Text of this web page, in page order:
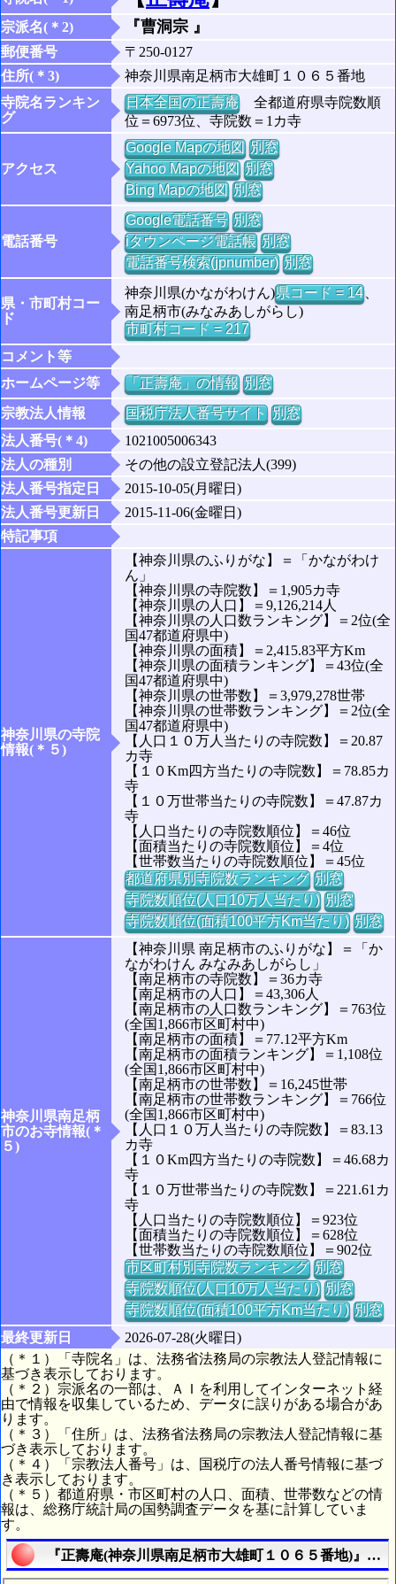
宗派名(＊2) 『曹洞宗 』
郵便番号
〒250-0127
住所(＊3)
神奈川県南足柄市大雄町１０６５番地
寺院名ランキン
グ
日本全国の正壽庵全都道府県寺院数順
位＝6973位、寺院数＝1カ寺
アクセス
Google Mapの地図 別窓
Yahoo Mapの地図 別窓
Bing Mapの地図 別窓
電話番号
Google電話番号 別窓
iタウンページ電話帳 別窓
電話番号検索(jpnumber) 別窓
県・市町村コー
ド
神奈川県(かながわけん)県コード = 14、
南足柄市(みなみあしがらし)
市町村コード = 217
コメント等
ホームページ等
「正壽庵」の情報 別窓
宗教法人情報
国税庁法人番号サイト 別窓
法人番号(＊4)
1021005006343
法人の種別
その他の設立登記法人(399)
法人番号指定日
2015-10-05(月曜日)
法人番号更新日
2015-11-06(金曜日)
特記事項
神奈川県の寺院
情報(＊５)
【神奈川県のふりがな】＝「かながわけ
ん」
【神奈川県の寺院数】＝1,905カ寺
【神奈川県の人口】＝9,126,214人
【神奈川県の人口数ランキング】＝2位(全
国47都道府県中)
【神奈川県の面積】＝2,415.83平方Km
【神奈川県の面積ランキング】＝43位(全
国47都道府県中)
【神奈川県の世帯数】＝3,979,278世帯
【神奈川県の世帯数ランキング】＝2位(全
国47都道府県中)
【人口１０万人当たりの寺院数】＝20.87
カ寺
【１０Km四方当たりの寺院数】＝78.85カ
寺
【１０万世帯当たりの寺院数】＝47.87カ
寺
【人口当たりの寺院数順位】＝46位
【面積当たりの寺院数順位】＝4位
【世帯数当たりの寺院数順位】＝45位
都道府県別寺院数ランキング 別窓
寺院数順位(人口10万人当たり) 別窓
寺院数順位(面積100平方Km当たり) 別窓
神奈川県南足柄
市のお寺情報(＊
５)
【神奈川県 南足柄市のふりがな】＝「か
ながわけん みなみあしがらし」
【南足柄市の寺院数】＝36カ寺
【南足柄市の人口】＝43,306人
【南足柄市の人口数ランキング】＝763位
(全国1,866市区町村中)
【南足柄市の面積】＝77.12平方Km
【南足柄市の面積ランキング】＝1,108位
(全国1,866市区町村中)
【南足柄市の世帯数】＝16,245世帯
【南足柄市の世帯数ランキング】＝766位
(全国1,866市区町村中)
【人口１０万人当たりの寺院数】＝83.13
カ寺
【１０Km四方当たりの寺院数】＝46.68カ
寺
【１０万世帯当たりの寺院数】＝221.61カ
寺
【人口当たりの寺院数順位】＝923位
【面積当たりの寺院数順位】＝628位
【世帯数当たりの寺院数順位】＝902位
市区町村別寺院数ランキング 別窓
寺院数順位(人口10万人当たり) 別窓
寺院数順位(面積100平方Km当たり) 別窓
最終更新日
2026-07-28(火曜日)
（＊１）「寺院名」は、法務省法務局の宗教法人登記情報に
基づき表示しております。
（＊２）宗派名の一部は、ＡＩを利用してインターネット経
由で情報を収集しているため、データに誤りがある場合があ
ります。
（＊３）「住所」は、法務省法務局の宗教法人登記情報に基
づき表示しております。
（＊４）「宗教法人番号」は、国税庁の法人番号情報に基づ
き表示しております。
（＊５）都道府県・市区町村の人口、面積、世帯数などの情
報は、総務庁統計局の国勢調査データを基に計算していま
す。
『正壽庵(神奈川県南足柄市大雄町１０６５番地)』の